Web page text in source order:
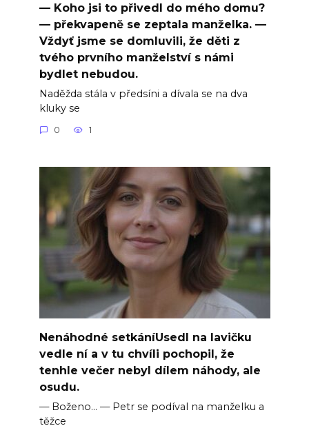
— Koho jsi to přivedl do mého domu?
— překvapeně se zeptala manželka. —
Vždyť jsme se domluvili, že děti z
tvého prvního manželství s námi
bydlet nebudou.
Naděžda stála v předsíni a dívala se na dva
kluky se
0 1
Nenáhodné setkáníUsedl na lavičku
vedle ní a v tu chvíli pochopil, že
tenhle večer nebyl dílem náhody, ale
osudu.
— Boženo… — Petr se podíval na manželku a
těžce